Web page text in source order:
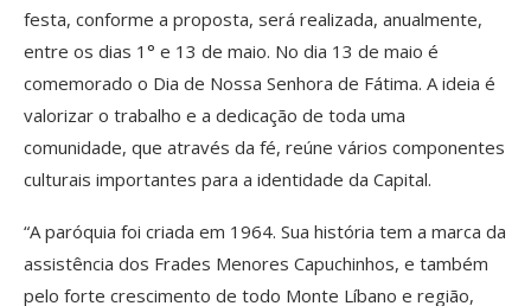
festa, conforme a proposta, será realizada, anualmente,
entre os dias 1° e 13 de maio. No dia 13 de maio é
comemorado o Dia de Nossa Senhora de Fátima. A ideia é
valorizar o trabalho e a dedicação de toda uma
comunidade, que através da fé, reúne vários componentes
culturais importantes para a identidade da Capital.
“A paróquia foi criada em 1964. Sua história tem a marca da
assistência dos Frades Menores Capuchinhos, e também
pelo forte crescimento de todo Monte Líbano e região,